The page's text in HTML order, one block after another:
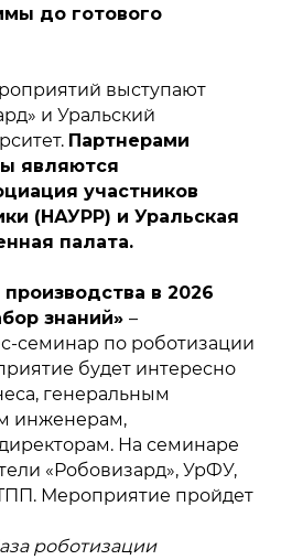
до готового
выступают
и Уральский
Партнерами
являются
участников
(НАУРР) и Уральская
палата.
в 2026
знаний» –
семинар по роботизации
будет интересно
генеральным
инженерам,
На семинаре
«Робовизард», УрФУ,
Мероприятие пройдет
роботизации